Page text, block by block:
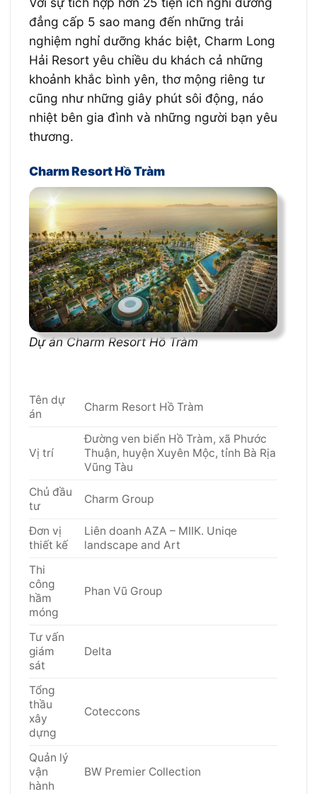
đẳng cấp 5 sao mang đến những trải
nghiệm nghỉ dưỡng khác biệt, Charm Long
Hải Resort yêu chiều du khách cả những
khoảnh khắc bình yên, thơ mộng riêng tư
cũng như những giây phút sôi động, náo
nhiệt bên gia đình và những người bạn yêu
thương.
Charm Resort Hồ Tràm
Dự án Charm Resort Hồ Tràm
Tên dự
án
Charm Resort Hồ Tràm
Vị trí
Đường ven biển Hồ Tràm, xã Phước
Thuận, huyện Xuyên Mộc, tỉnh Bà Rịa
Vũng Tàu
Chủ đầu
tư
Charm Group
Đơn vị
thiết kế
Liên doanh AZA – MIIK. Uniqe
landscape and Art
Thi
công
hầm
móng
Phan Vũ Group
Tư vấn
giám
sát
Delta
Tổng
thầu
xây
dựng
Coteccons
Quản lý
vận
hành
BW Premier Collection